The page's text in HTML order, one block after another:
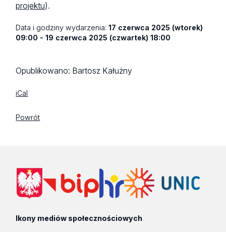
projektu).
Data i godziny wydarzenia:17 czerwca 2025 (wtorek)
09:00 - 19 czerwca 2025 (czwartek) 18:00
Opublikowano: Bartosz Kałużny
iCal
Powrót
Ikony mediów społecznościowych